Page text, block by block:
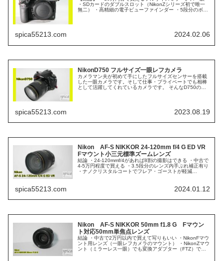
・SDカードのダブルスロット（NikonZシリーズ初で唯一
無二） ・高精細の電子ビューファインダー ・5段分のボデ
spica55213.com 2024.02.06
NikonD750 フルサイズ一眼レフカメラ
カメラマン夫が初めて手にしたフルサイズセンサーを搭載
した一眼カメラです。そして仕事・プライベートでも相棒
として活躍してくれているカメラです。 そんなD750の使
spica55213.com 2023.08.19
Nikon AF-S NIKKOR 24-120mm f/4 G ED VR
Fマウント小三元標準ズームレンズ
結論 ・24-120mmf/4があれば8割の撮影はできる ・中古で
4-5万円程度で買える ・3.5段分のレンズ内手ぶれ補正有り
・ナノクリスタルコートでフレア・ゴーストが軽減
spica55213.com 2024.01.12
Nikon AF-S NIKKOR 50mm f1.8 G Fマウン
ト対応50mm単焦点レンズ
結論 ・中古で2万円以内で買えて写りもいい ・NikonFマウ
ント用レンズ（一眼レフカメラのマウント） ・NikonZマウ
ント（ミラーレス一眼）でも変換アダプター（FTZ）で使